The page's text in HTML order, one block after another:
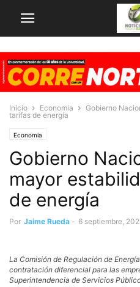
Inicio Economia
Gobierno
tarifas de energía
Economia
Gobierno
mayor
de energía
Por Jaime Rueda - 6 septiembre,
La Comisión de Regulación de
contratación diferencial para las
Superintendencia de Servicios